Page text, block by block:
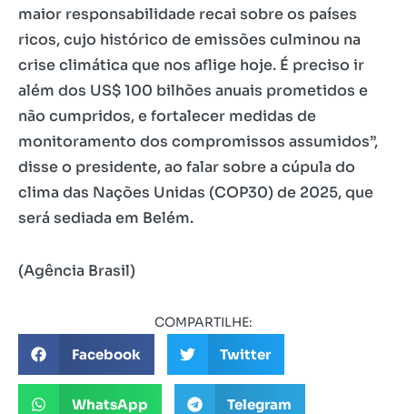
maior responsabilidade recai sobre os países
ricos, cujo histórico de emissões culminou na
crise climática que nos aflige hoje. É preciso ir
além dos US$ 100 bilhões anuais prometidos e
não cumpridos, e fortalecer medidas de
monitoramento dos compromissos assumidos”,
disse o presidente, ao falar sobre a cúpula do
clima das Nações Unidas (COP30) de 2025, que
será sediada em Belém.
(Agência Brasil)
COMPARTILHE:
Facebook Twitter
WhatsApp Telegram